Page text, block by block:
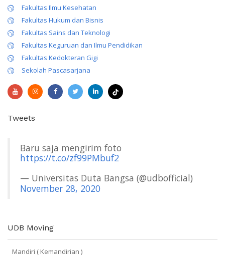
Fakultas Ilmu Kesehatan
Fakultas Hukum dan Bisnis
Fakultas Sains dan Teknologi
Fakultas Keguruan dan Ilmu Pendidikan
Fakultas Kedokteran Gigi
Sekolah Pascasarjana
Tweets
Baru saja mengirim foto
https://t.co/zf99PMbuf2
— Universitas Duta Bangsa (@udbofficial)
November 28, 2020
UDB Moving
Mandiri ( Kemandirian )